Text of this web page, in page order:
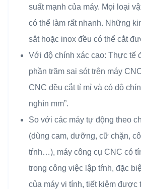
suất mạnh của máy. Mọi loại
có thể làm rất nhanh. Những
sắt hoặc inox đều có thể cắt
Với độ chính xác cao: Thực tế
phần trăm sai sót trên máy
CNC đều cắt tỉ mỉ và có độ
nghìn mm”.
So với các máy tự động theo
(dùng cam, dưỡng, cữ chặn,
tŕnh…), máy công cụ CNC có
trong công việc lập tŕnh, đặc
của máy vi tính, tiết kiệm được